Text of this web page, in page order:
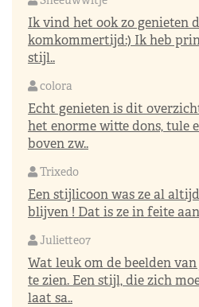
Ik vind het ook zo genieten
komkommertijd:) Ik heb
stijl..
colora
Echt genieten is dit
het enorme witte dons, tule
boven zw..
Trixedo
Een stijlicoon was ze al
blijven ! Dat is ze in feite
Juliette07
Wat leuk om de beelden
te zien. Een stijl, die zich
laat sa..